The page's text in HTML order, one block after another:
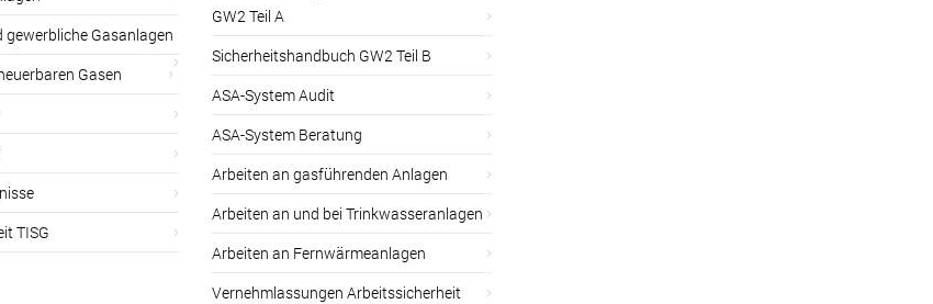
gewerbliche Gasanlagen
Gasen
TISG
GW2 Teil A
Sicherheitshandbuch GW2 Teil B
ASA-System Audit
ASA-System Beratung
Arbeiten an gasführenden Anlagen
Arbeiten an und bei Trinkwasseranlagen
Arbeiten an Fernwärmeanlagen
Vernehmlassungen Arbeitssicherheit